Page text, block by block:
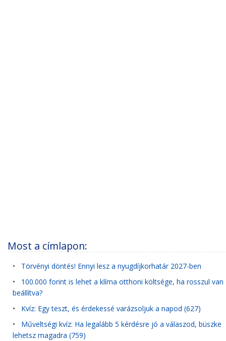
Most a címlapon:
• Törvényi döntés! Ennyi lesz a nyugdíjkorhatár 2027-ben
• 100.000 forint is lehet a klíma otthoni költsége, ha rosszul van
beállítva?
• Kvíz: Egy teszt, és érdekessé varázsoljuk a napod (627)
• Műveltségi kvíz: Ha legalább 5 kérdésre jó a válaszod, büszke
lehetsz magadra (759)